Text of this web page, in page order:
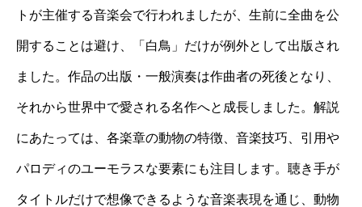
トが主催する音楽会で行われましたが、生前に全曲を公
開することは避け、「白鳥」だけが例外として出版され
ました。作品の出版・一般演奏は作曲者の死後となり、
それから世界中で愛される名作へと成長しました。解説
にあたっては、各楽章の動物の特徴、音楽技巧、引用や
パロディのユーモラスな要素にも注目します。聴き手が
タイトルだけで想像できるような音楽表現を通じ、動物